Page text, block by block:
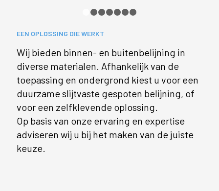
EEN OPLOSSING DIE WERKT
Wij bieden binnen- en buitenbelijning in
diverse materialen. Afhankelijk van de
toepassing en ondergrond kiest u voor een
duurzame slijtvaste gespoten belijning, of
voor een zelfklevende oplossing.
Op basis van onze ervaring en expertise
adviseren wij u bij het maken van de juiste
keuze.